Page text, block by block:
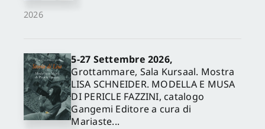
2026
5-27 Settembre 2026,
Grottammare, Sala Kursaal. Mostra
LISA SCHNEIDER. MODELLA E MUSA
DI PERICLE FAZZINI, catalogo
Gangemi Editore a cura di
Mariaste...